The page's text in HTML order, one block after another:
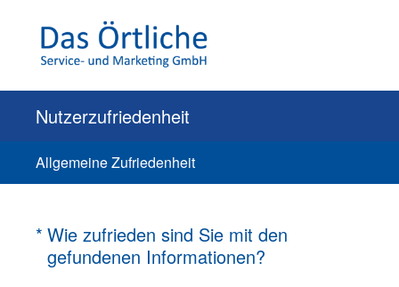
Nutzerzufriedenheit
Allgemeine Zufriedenheit
* Wie zufrieden sind Sie mit den
gefundenen Informationen?
(Erforderlich.)